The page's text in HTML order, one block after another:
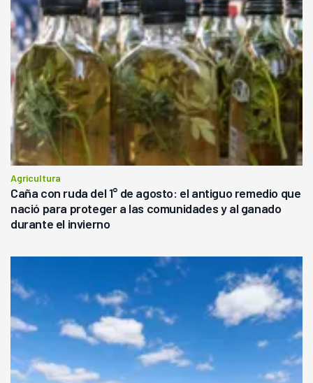
Agricultura
Caña con ruda del 1° de agosto: el antiguo remedio que
nació para proteger a las comunidades y al ganado
durante el invierno